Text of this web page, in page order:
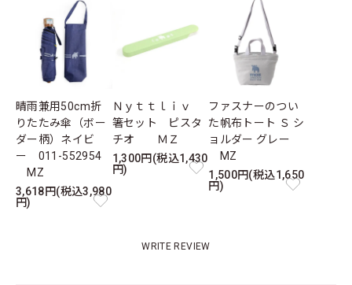
晴雨兼用50cm折
りたたみ傘（ボー
ダー柄）ネイビ
ー 011-552954
MZ
3,618円(税込3,980
円)
Ｎｙｔｔｌｉｖ
箸セット ピスタ
チオ ＭＺ
1,300円(税込1,430
円)
ファスナーのつい
た帆布トート Ｓ シ
ョルダー グレー
MZ
1,500円(税込1,650
円)
WRITE REVIEW